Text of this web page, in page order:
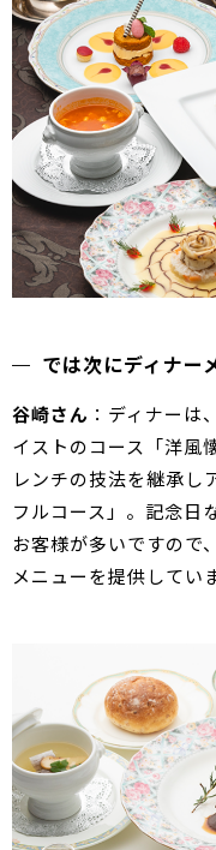
では次にディナー
谷崎さん ：ディナーは
イストのコース「洋風
レンチの技法を継承し
フルコース」。記念日
お客様が多いですので
メニューを提供してい